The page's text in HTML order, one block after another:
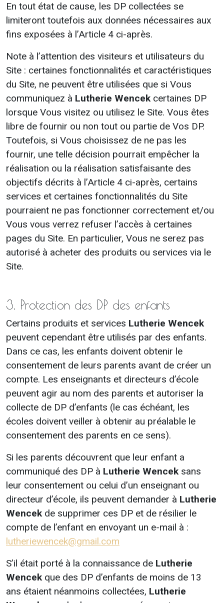
En tout état de cause, les DP collectées se
limiteront toutefois aux données nécessaires aux
fins exposées à l’Article 4 ci-après.
Note à l’attention des visiteurs et utilisateurs du
Site : certaines fonctionnalités et caractéristiques
du Site, ne peuvent être utilisées que si Vous
communiquez à Lutherie Wencekcertaines DP
lorsque Vous visitez ou utilisez le Site. Vous êtes
libre de fournir ou non tout ou partie de Vos DP.
Toutefois, si Vous choisissez de ne pas les
fournir, une telle décision pourrait empêcher la
réalisation ou la réalisation satisfaisante des
objectifs décrits à l’Article 4 ci-après, certains
services et certaines fonctionnalités du Site
pourraient ne pas fonctionner correctement et/ou
Vous vous verrez refuser l’accès à certaines
pages du Site. En particulier, Vous ne serez pas
autorisé à acheter des produits ou services via le
Site.
3. Protection des DP des enfants
Certains produits et services Lutherie Wencek
peuvent cependant être utilisés par des enfants.
Dans ce cas, les enfants doivent obtenir le
consentement de leurs parents avant de créer un
compte. Les enseignants et directeurs d’école
peuvent agir au nom des parents et autoriser la
collecte de DP d’enfants (le cas échéant, les
écoles doivent veiller à obtenir au préalable le
consentement des parents en ce sens).
Si les parents découvrent que leur enfant a
communiqué des DP à Lutherie Wenceksans
leur consentement ou celui d’un enseignant ou
directeur d’école, ils peuvent demander à Lutherie
Wencekde supprimer ces DP et de résilier le
compte de l’enfant en envoyant un e-mail à :
lutheriewencek@gmail.com
S’il était porté à la connaissance de Lutherie
Wencekque des DP d’enfants de moins de 13
ans étaient néanmoins collectées, Lutherie